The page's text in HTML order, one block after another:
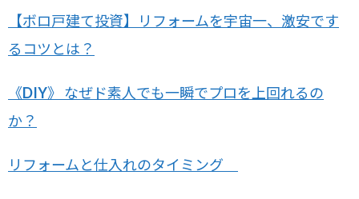
【ボロ戸建て投資】リフォームを宇宙一、激安です
るコツとは？
《DIY》 なぜド素人でも一瞬でプロを上回れるの
か？
リフォームと仕入れのタイミング